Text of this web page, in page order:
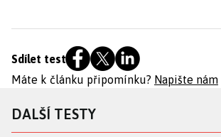
Sdílet test
Máte k článku připomínku? Napište nám
DALŠÍ TESTY